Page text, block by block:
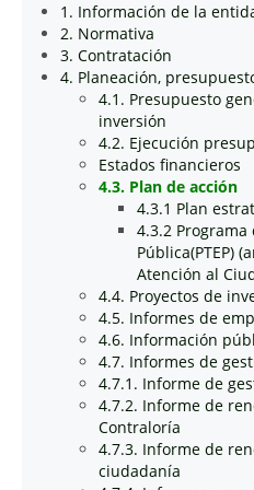
1. Información de la
2. Normativa
3. Contratación
4. Planeación,
4.1. Presupuesto
inversión
4.2. Ejecución
Estados financieros
4.3. Plan de acción
4.3.1 Plan
4.3.2
Pública(PTEP)
Atención al
4.4. Proyectos de
4.5. Informes de
4.6. Información
4.7. Informes de
4.7.1. Informe de
4.7.2. Informe de
Contraloría
4.7.3. Informe de
ciudadanía